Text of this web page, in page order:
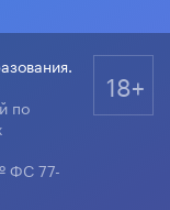
по
ФС 77-
18+